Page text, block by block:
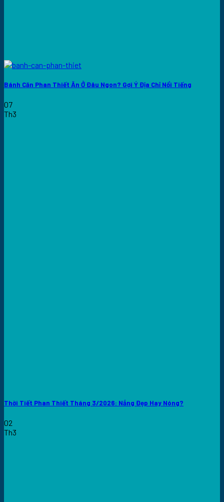
Bánh Căn Phan Thiết Ăn Ở Đâu Ngon? Gợi Ý Địa Chỉ Nổi Tiếng
07
Th3
Thời Tiết Phan Thiết Tháng 3/2026: Nắng Đẹp Hay Nóng?
02
Th3